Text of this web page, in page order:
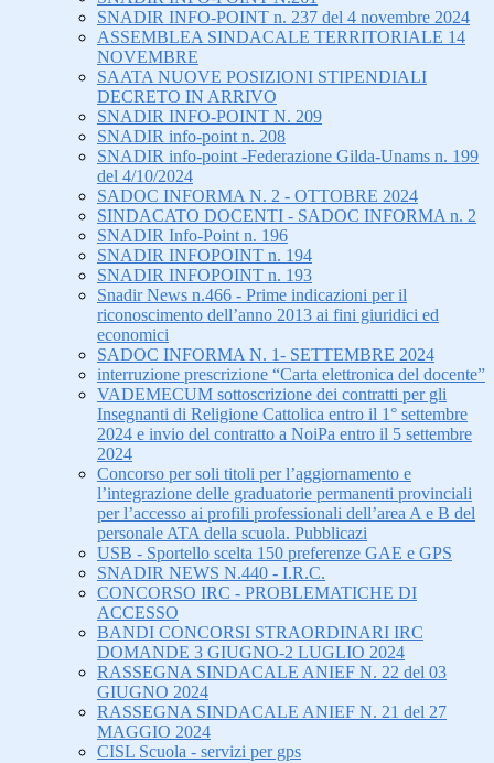
SNADIR INFO-POINT n. 237 del 4 novembre 2024
ASSEMBLEA SINDACALE TERRITORIALE 14
NOVEMBRE
SAATA NUOVE POSIZIONI STIPENDIALI
DECRETO IN ARRIVO
SNADIR INFO-POINT N. 209
SNADIR info-point n. 208
SNADIR info-point -Federazione Gilda-Unams n. 199
del 4/10/2024
SADOC INFORMA N. 2 - OTTOBRE 2024
SINDACATO DOCENTI - SADOC INFORMA n. 2
SNADIR Info-Point n. 196
SNADIR INFOPOINT n. 194
SNADIR INFOPOINT n. 193
Snadir News n.466 - Prime indicazioni per il
riconoscimento dell’anno 2013 ai fini giuridici ed
economici
SADOC INFORMA N. 1- SETTEMBRE 2024
interruzione prescrizione “Carta elettronica del docente”
VADEMECUM sottoscrizione dei contratti per gli
Insegnanti di Religione Cattolica entro il 1° settembre
2024 e invio del contratto a NoiPa entro il 5 settembre
2024
Concorso per soli titoli per l’aggiornamento e
l’integrazione delle graduatorie permanenti provinciali
per l’accesso ai profili professionali dell’area A e B del
personale ATA della scuola. Pubblicazi
USB - Sportello scelta 150 preferenze GAE e GPS
SNADIR NEWS N.440 - I.R.C.
CONCORSO IRC - PROBLEMATICHE DI
ACCESSO
BANDI CONCORSI STRAORDINARI IRC
DOMANDE 3 GIUGNO-2 LUGLIO 2024
RASSEGNA SINDACALE ANIEF N. 22 del 03
GIUGNO 2024
RASSEGNA SINDACALE ANIEF N. 21 del 27
MAGGIO 2024
CISL Scuola - servizi per gps